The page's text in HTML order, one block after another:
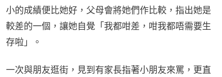
小的成績便比她好，父母會將她們作比較，指出她是
較差的一個，讓她自覺「我都咁差，咁我都唔需要生
存啦」。
一次與朋友逛街，見到有家長指著小朋友來罵，更直